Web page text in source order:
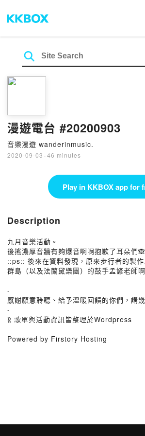
漫遊電台 #20200903
音樂漫遊 wanderinmusic.
2020-09-03 · 46 minutes
Play in KKBOX app for
Description
九月音樂活動。​
後搖濃厚音牆有夠爆音啊啊抱歉了耳朵們🙈
::ps:: 後來在資料發現，原來步行者的製
群島（以及法蘭黛樂團）的鼓手孟諺老師
-​
感謝願意聆聽、給予溫暖回饋的你們，講
-​
⧛ 歌單與活動資訊皆整理於Wordpress
Powered by Firstory Hosting